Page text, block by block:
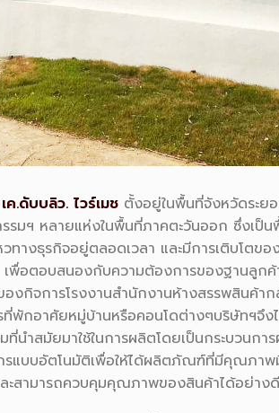
ค.ดับบลิว. ไวร์เมช ตั้งอยู่ในพื้นที่จังหวัดระย
รมฯ หลายแห่งในพื้นที่ภาคตะวันออก ซึ่งเป็
วทางธุรกิจอยู่ตลอดเวลา และมีการเติบโตข
เพื่อตอบสนองกับความต้องการของฐานลูกค้
องกิจการโรงงานสำนักงานห้างสรรพสินค้า
ที่พักอาศัยหมู่บ้านหรือคอนโดต่างๆบริษัทฯจึง
ที่นำสมัยมาใช้ในการผลิตโดยเป็นกระบวนกา
รแบบอัตโนมัติเพื่อให้ได้ผลิตภัณฑ์ที่มีคุณภาพ
ะสามารถควบคุมคุณภาพของสินค้าได้อย่างดี